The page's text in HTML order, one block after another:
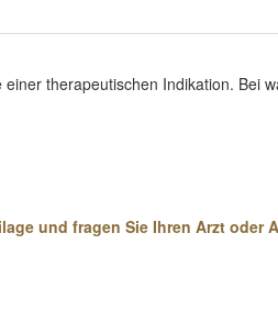
therapeutischen Indikation. Bei
und fragen Sie Ihren Arzt oder